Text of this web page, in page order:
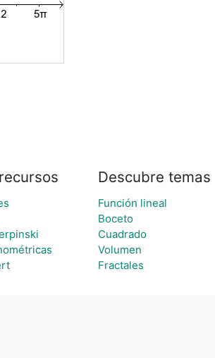
Descubre temas
Función lineal
Boceto
Cuadrado
Volumen
Fractales